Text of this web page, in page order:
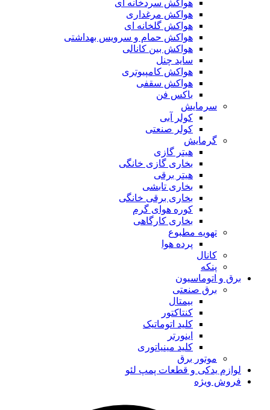
هواکش سردخانه ای
هواکش مرغداری
هواکش گلخانه ای
هواکش حمام و سرویس بهداشتی
هواکش بین کانالی
ساید چنل
هواکش کامپیوتری
هواکش سقفی
باکس فن
سرمایش
کولر آبی
کولر صنعتی
گرمایش
هیتر گازی
بخاری گازی خانگی
هیتر برقی
بخاری تابشی
بخاری برقی خانگی
کوره هوای گرم
بخاری کارگاهی
تهویه مطبوع
پرده هوا
کانال
پنکه
برق و اتوماسیون
برق صنعتی
بیمتال
کنتاکتور
کلید اتوماتیک
اینورتر
کلید مینیاتوری
موتور برق
لوازم یدکی و قطعات پمپ لئو
فروش ویژه